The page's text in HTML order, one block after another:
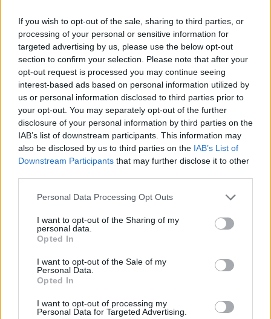
If you wish to opt-out of the sale, sharing to third parties, or
processing of your personal or sensitive information for
targeted advertising by us, please use the below opt-out
section to confirm your selection. Please note that after your
opt-out request is processed you may continue seeing
interest-based ads based on personal information utilized by
us or personal information disclosed to third parties prior to
your opt-out. You may separately opt-out of the further
disclosure of your personal information by third parties on the
IAB’s list of downstream participants. This information may
also be disclosed by us to third parties on the IAB’s List of
Downstream Participants that may further disclose it to other
Personal Data Processing Opt Outs
I want to opt-out of the Sharing of my
personal data.
Opted In
I want to opt-out of the Sale of my
Personal Data.
Opted In
I want to opt-out of processing my
Personal Data for Targeted Advertising.
vykdymą.
Italija šiuo metu septintąjį kartą dalyvauja
NATO oro policijos misijoje Baltijos šalyse,
skiria savo pajėgumus į NATO priešakinių
pajėgų batalionų kovines grupes, šalies karo
laivai taip pat patruliuoja Baltijos jūroje.
Susiję straipsniai